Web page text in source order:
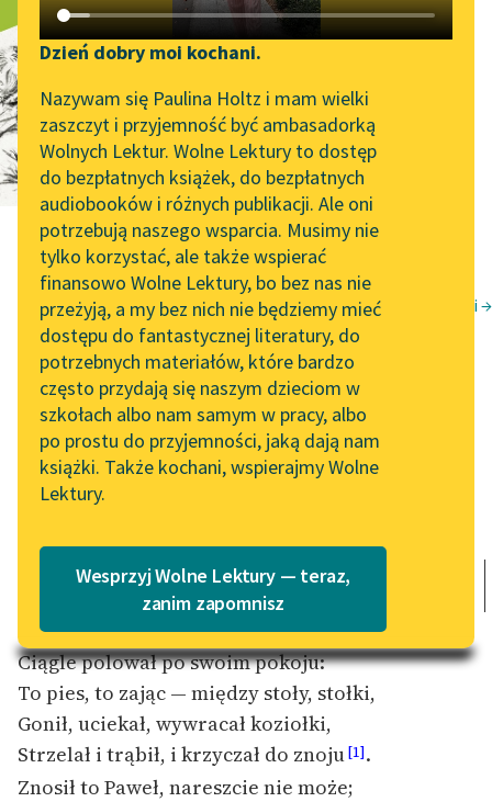
Katalog DAISY
Podkasty o książkach
Zgłoś brak utworu
Aktualności
„Prokurator Alicja Horn”
do słuchania
Byliśmy częścią AI Impact
Lab
Zapraszamy na spotkanie
online z tłumaczkami
literatury skandynawskiej
Spotkanie z Katarzyną
Tunkiel w Oslo
102. lata temu zmarł
Joseph Conrad
Lektury szkolne i klasyka
literatury do słuchania dla
uczennic i uczniów z
niepełnosprawnościami
E-kolekcja lektur
szkolnych i literatury do
słuchania dla uczennic i
Narzędzia
Mapa Wolnych Lektur
Leśmianator
Przewodnik dla piszących i
czytających
API
OAI-PMH
Widget Wolnych Lektur
Przypisy
Katalog w formacie PDF
Dzień dobry moi kochani.
Nazywam się Paulina Holtz i mam wielki
zaszczyt i przyjemność być ambasadorką
Wolnych Lektur. Wolne Lektury to dostęp
do bezpłatnych książek, do bezpłatnych
audiobooków i różnych publikacji. Ale oni
potrzebują naszego wsparcia. Musimy nie
tylko korzystać, ale także wspierać
finansowo Wolne Lektury, bo bez nas nie
przeżyją, a my bez nich nie będziemy mieć
dostępu do fantastycznej literatury, do
potrzebnych materiałów, które bardzo
często przydają się naszym dzieciom w
szkołach albo nam samym w pracy, albo
po prostu do przyjemności, jaką dają nam
książki. Także kochani, wspierajmy Wolne
Lektury.
Wesprzyj Wolne Lektury — teraz,
zanim zapomnisz
Małpa w kąpieli →
Aleksander Fredro
Paweł i Gaweł
Paweł na górze, a Gaweł na dole;
Paweł spokojny, nie wadził nikomu,
Gaweł najdziksze wymyślał swawole.
Ciągle polował po swoim pokoju:
To pies, to zając — między stoły, stołki,
Gonił, uciekał, wywracał koziołki,
Strzelał i trąbił, i krzyczał do znoju[1].
Znosił to Paweł, nareszcie nie może;